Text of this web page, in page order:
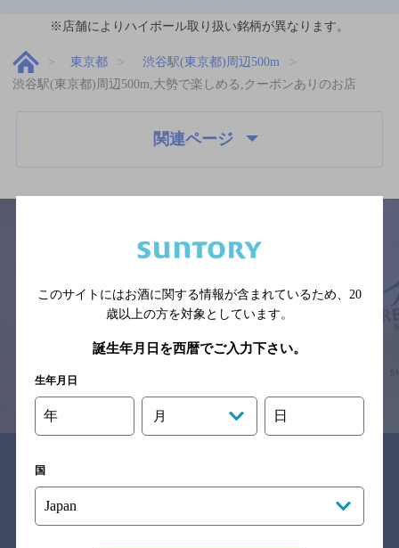
※店舗によりハイボール取り扱い銘柄が異なります。
東京都
渋谷駅(東京都)周辺500m
渋谷駅(東京都)周辺500m,大勢で楽しめる,クーポンありのお店
関連ページ
※それぞれのお店のメニューや営業時間などの掲載情報については、
予告なしに変更されることがありますので、
す。
このサイトにはお酒に関する情報が含まれているため、 20
歳以上の方を対象としています。
誕生年月日を西暦でご入力下さい。
生年月日
年 月 日
国